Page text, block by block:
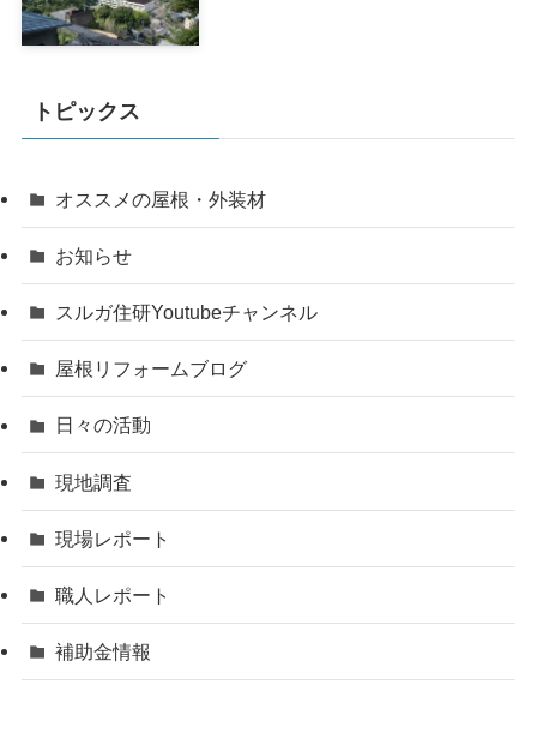
トピックス
オススメの屋根・外装材
お知らせ
スルガ住研Youtubeチャンネル
屋根リフォームブログ
日々の活動
現地調査
現場レポート
職人レポート
補助金情報